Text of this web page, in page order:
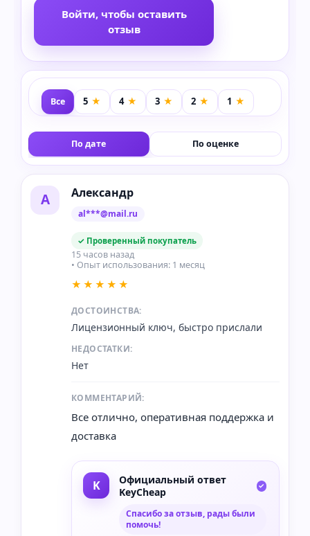
Войти, чтобы оставить
отзыв
Все
По дате По оценке
А Александр
al***@mail.ru
✓ Проверенный покупатель
15 часов назад
• Опыт использования: 1 месяц
★★★★★
ДОСТОИНСТВА:
Лицензионный ключ, быстро прислали
НЕДОСТАТКИ:
Нет
КОММЕНТАРИЙ:
Все отлично, оперативная поддержка и
доставка
Официальный ответ
KeyCheap
Спасибо за отзыв, рады были
помочь!